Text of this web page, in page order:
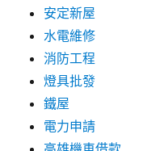
安定新屋
水電維修
消防工程
燈具批發
鐵屋
電力申請